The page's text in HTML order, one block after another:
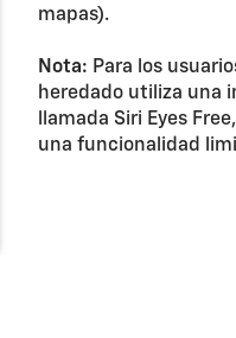
mapas).
Nota: Para los
heredado utiliza una
llamada Siri Eyes
una funcionalidad